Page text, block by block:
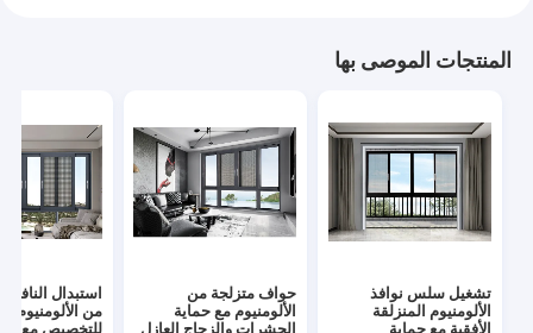
المنتجات الموصى بها
تشغيل سلس نوافذ
الألومنيوم المنزلقة
الأفقية مع حماية
حواف متزلجة من
الألومنيوم مع حماية
الحشرات والزجاج العازل
استبدال
من الألومنيوم
للتخصيص مع